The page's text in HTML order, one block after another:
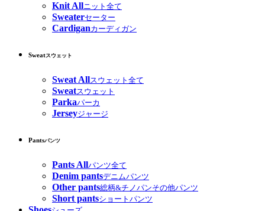
Knit Allニット全て
Sweaterセーター
Cardiganカーディガン
Sweatスウェット
Sweat Allスウェット全て
Sweatスウェット
Parkaパーカ
Jerseyジャージ
Pantsパンツ
Pants Allパンツ全て
Denim pantsデニムパンツ
Other pants総柄&チノパンその他パンツ
Short pantsショートパンツ